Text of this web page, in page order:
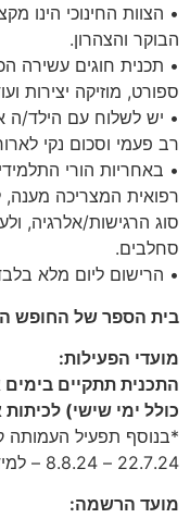
• הצוות החינוכי הינו
הבוקר והצהרון.
• תכנית חוגים עשירה
ספורט, מוזיקה יצירות
• יש לשלוח עם הילד/ה
רב פעמי וסכום נקי
• באחריות הורי
רפואית המצריכה
סוג הרגישות/אלרגיה,
סחלבים.
• הרישום ליום מלא
בית הספר של החופש
מועדי הפעילות:
כולל ימי שישי)
*בנוסף תפעיל העמותה
22.7.24 – 8.8.24 – למידע נוסף
מועד הרשמה: